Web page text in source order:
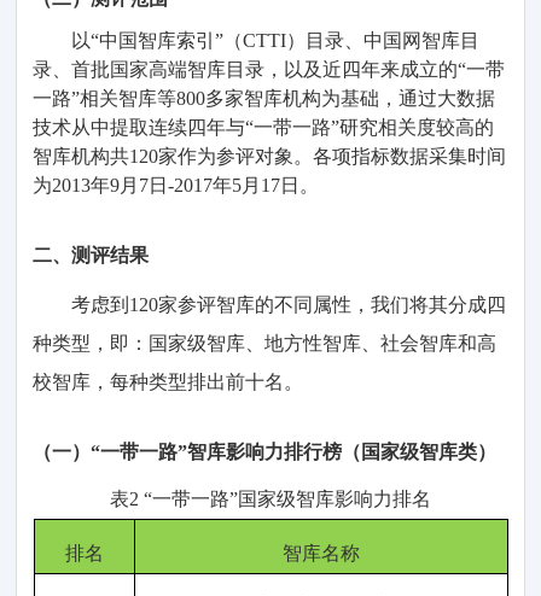
以“中国智库索引”（CTTI）目录、中国网智库目
录、首批国家高端智库目录，以及近四年来成立的“一带
一路”相关智库等800多家智库机构为基础，通过大数据
技术从中提取连续四年与“一带一路”研究相关度较高的
智库机构共120家作为参评对象。各项指标数据采集时间
为2013年9月7日-2017年5月17日。
二、测评结果
考虑到 120家参评智库的不同 属性，我们将其分成四
种类型 ，即： 国家级智库、地方性智库、社会智库和高
校智库，每种类型排出前十名。
（一）“一带一路”智库影响力排行榜（国家级智库类）
表2 “一带一路”国家级智库影响力排名
排名 智库名称